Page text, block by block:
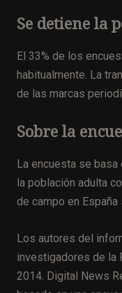
Se detiene la
El 33% de los
habitualmente. La
de las marcas
Sobre la
La encuesta se
la población adulta
de campo en
Los autores del
investigadores de la
2014. Digital News